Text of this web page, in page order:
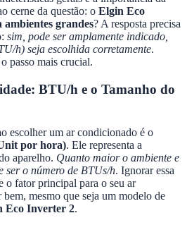
cerne da questão: o Elgin Eco
grandes? A resposta precisa
sim, pode ser amplamente indicado,
h) seja escolhida corretamente.
passo mais crucial.
BTU/h e o Tamanho do
escolher um ar condicionado é o
por hora). Ele representa a
aparelho. Quanto maior o ambiente e
ser o número de BTUs/h. Ignorar essa
o fator principal para o seu ar
mesmo que seja um modelo de
Eco Inverter 2.